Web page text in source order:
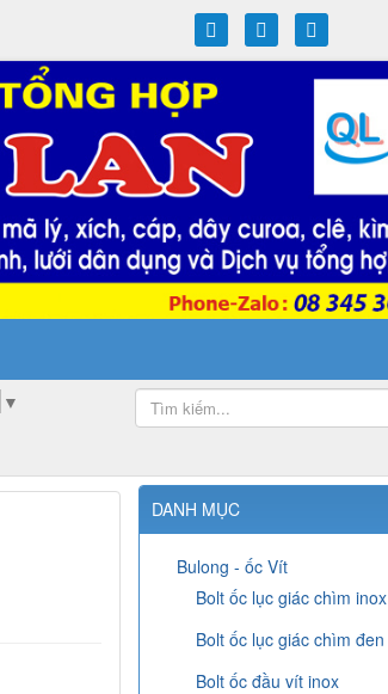
▼
DANH MỤC
Bulong - ốc Vít
Bolt ốc lục giác chìm inox
Bolt ốc lục giác chìm đen
Bolt ốc đầu vít inox